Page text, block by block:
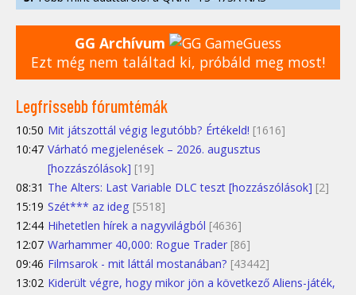
GG Archívum
Ezt még nem találtad ki, próbáld meg most!
Legfrissebb fórumtémák
10:50 Mit játszottál végig legutóbb? Értékeld! [1616]
10:47 Várható megjelenések – 2026. augusztus
[hozzászólások] [19]
08:31 The Alters: Last Variable DLC teszt [hozzászólások] [2]
15:19 Szét*** az ideg [5518]
12:44 Hihetetlen hírek a nagyvilágból [4636]
12:07 Warhammer 40,000: Rogue Trader [86]
09:46 Filmsarok - mit láttál mostanában? [43442]
13:02 Kiderült végre, hogy mikor jön a következő Aliens-játék,